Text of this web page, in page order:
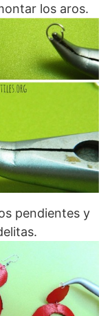
los aros.
pendientes y